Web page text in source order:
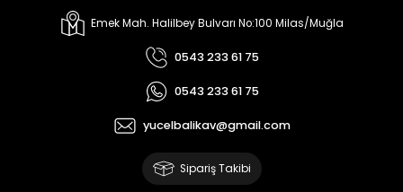
Emek Mah. Halilbey Bulvarı No:100 Milas/Muğla
0543 233 61 75
0543 233 61 75
yucelbalikav@gmail.com
Sipariş Takibi